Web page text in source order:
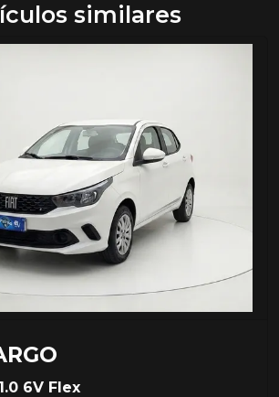
similares
6V Flex